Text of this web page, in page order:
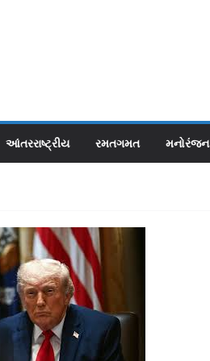
આંતરરાષ્ટ્રીય રમતગમત મનોરંજન